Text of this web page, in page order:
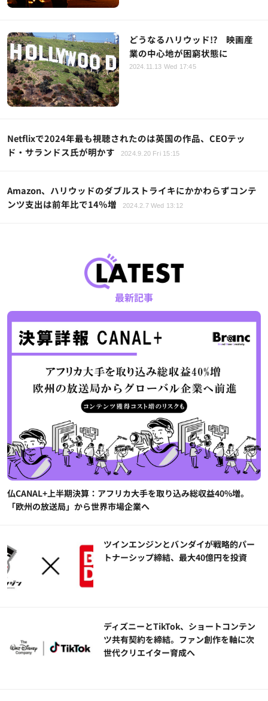
どうなるハリウッド!? 映画産
業の中心地が困窮状態に
2024.11.13 Wed 17:45
Netflixで2024年最も視聴されたのは英国の作品、CEOテッ
ド・サランドス氏が明かす
2024.9.20 Fri 15:15
Amazon、ハリウッドのダブルストライキにかかわらずコンテ
ンツ支出は前年比で14％増
2024.2.7 Wed 13:12
最新記事
仏CANAL+上半期決算：アフリカ大手を取り込み総収益40%増。
「欧州の放送局」から世界市場企業へ
ツインエンジンとバンダイが戦略的パー
トナーシップ締結、最大40億円を投資
ディズニーとTikTok、ショートコンテン
ツ共有契約を締結。ファン創作を軸に次
世代クリエイター育成へ